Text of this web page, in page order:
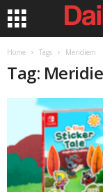
Home Tags Meridiem
Tag: